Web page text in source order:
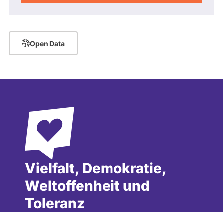
Open Data
Vielfalt, Demokratie,
Weltoffenheit und
Toleranz